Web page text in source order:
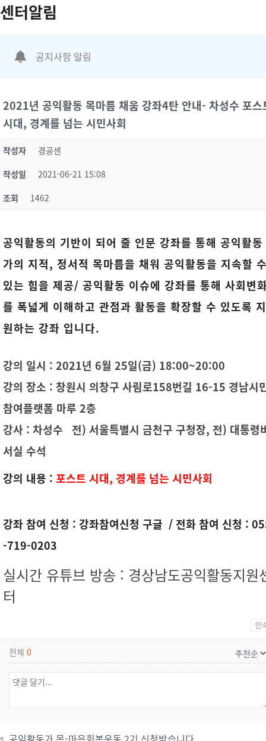
센터알림
공지사항 알림
2021년 공익활동 목마름 채움 강좌4탄 안내- 차성수 포스
시대, 경계를 넘는 시민사회
작성자
경공센
작성일
2021-06-21 15:08
조회
1462
공익활동의 기반이 되어 줄 인문 강좌를 통해 공익활동
가의 지적, 정서적 목마름을 채워 공익활동을 지속할
있는 힘을 제공/ 공익활동 이슈에 강좌를 통해 사회변
를 폭넓게 이해하고 관점과 활동을 확장할 수 있도록 지
원하는 강좌 입니다.
강의 일시 : 2021년 6월 25일(금) 18:00~20:00
강의 장소 : 창원시 의창구 사림로158번길 16-15 경남시
참여플랫폼 마루 2층
강사 : 차성수 전) 서울특별시 금천구 구청장, 전) 대통령
서실 수석
강의 내용 : 포스트 시대, 경계를 넘는 시민사회
강좌 참여 신청 : 강좌참여신청 구글 / 전화 참여 신청 :
-719-0203
실시간 유튜브 방송 : 경상남도공익활동지원
터
인
전체 0
«